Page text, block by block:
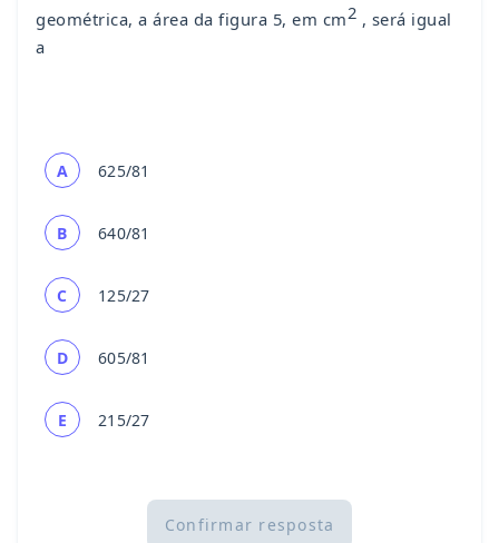
geométrica, a área da figura 5, em cm2 , será igual
a
A 625/81
B 640/81
C 125/27
D 605/81
E 215/27
Confirmar resposta